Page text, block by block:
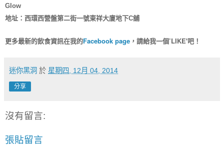
Glow
地址：西環西營盤第二街一號東祥大廈地下C舖
更多最新的飲食資訊在我的Facebook page ，請給我一個’LIKE'吧！
迷你黑洞 於 星期四, 12月 04, 2014
分享
沒有留言:
張貼留言